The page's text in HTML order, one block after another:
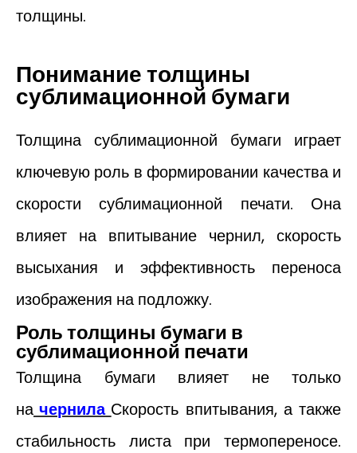
толщины.
Понимание толщины
сублимационной бумаги
Толщина сублимационной бумаги играет
ключевую роль в формировании качества и
скорости сублимационной печати. ​​Она
влияет на впитывание чернил, скорость
высыхания и эффективность переноса
изображения на подложку.
Роль толщины бумаги в
сублимационной печати
Толщина бумаги влияет не только
начернила Скорость впитывания, а также
стабильность листа при термопереносе.